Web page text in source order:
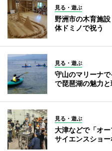
見る・遊ぶ
野洲市の木育施
体ドミノで祝う
見る・遊ぶ
守山のマリーナ
で琵琶湖の魅力
見る・遊ぶ
大津などで「オ
サイエンスショ